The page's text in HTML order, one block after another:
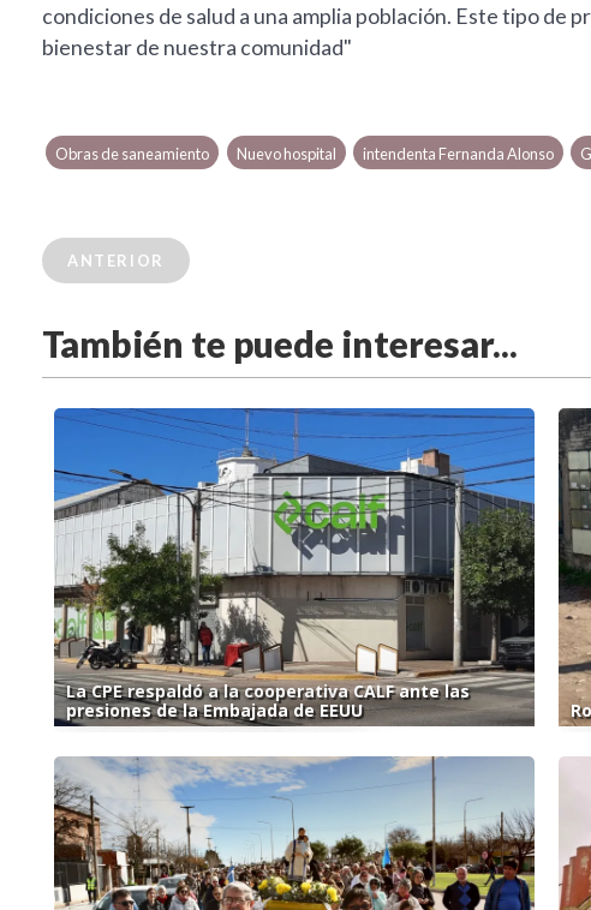
condiciones de salud a una amplia población. Este tipo de
bienestar de nuestra comunidad"
Obras de saneamiento Nuevo hospital intendenta Fernanda Alonso
ANTERIOR
También te puede interesar...
La CPE respaldó a la cooperativa CALF ante las
presiones de la Embajada de EEUU